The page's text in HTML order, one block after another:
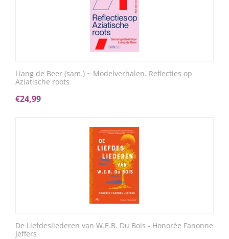
Liang de Beer (sam.) ~ Modelverhalen. Reflecties op
Aziatische roots
€24,99
De Liefdesliederen van W.E.B. Du Bois - Honorée Fanonne
Jeffers